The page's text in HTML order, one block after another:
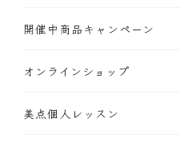
開催中商品キャンペーン
オンラインショップ
美点個人レッスン